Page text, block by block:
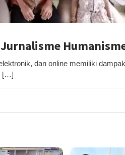
dan online memiliki
[…]